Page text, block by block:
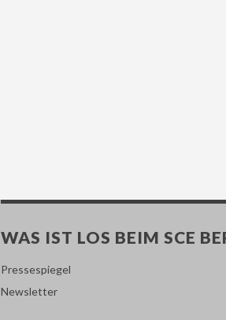
WAS IST LOS BEIM SCE
Pressespiegel
Newsletter